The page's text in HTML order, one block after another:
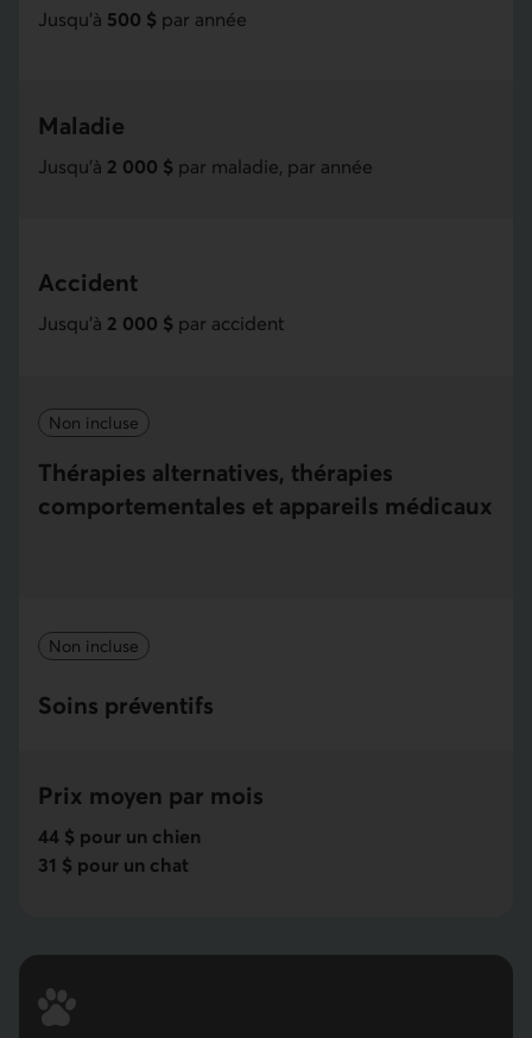
Jusqu'à 500 $ par année
Maladie
Jusqu'à 2 000 $ par maladie, par année
Accident
Jusqu'à 2 000 $ par accident
Thérapies alternatives, thérapies
comportementales et appareils médicaux
Non incluse
Soins préventifs
Non incluse
Prix moyen par mois
44 $ pour un chien
31 $ pour un chat